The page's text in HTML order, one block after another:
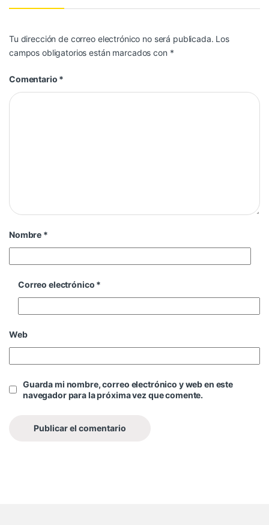
Tu dirección de correo electrónico no será publicada. Los
campos obligatorios están marcados con *
Comentario *
Nombre *
Correo electrónico *
Web
Guarda mi nombre, correo electrónico y web en este
navegador para la próxima vez que comente.